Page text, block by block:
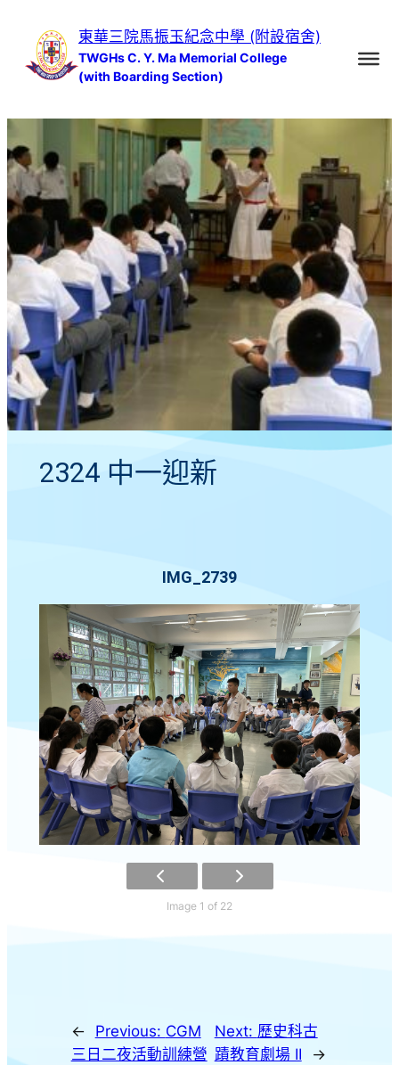
容
東華三院馬振玉紀念中學 (附設宿舍)
TWGHs C. Y. Ma Memorial College
(with Boarding Section)
2324 中一迎新
IMG_2739
Image 1 of 22
← Previous: CGM
三日二夜活動訓練營
Next: 歷史科古
蹟教育劇場 II
→